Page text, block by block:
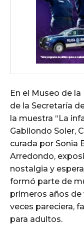
En el Museo de
de la Secretaría
la muestra “La
Gabilondo Soler,
curada por Sonia
Arredondo,
nostalgia y
formó parte de
primeros años de
veces pareciera,
para adultos.